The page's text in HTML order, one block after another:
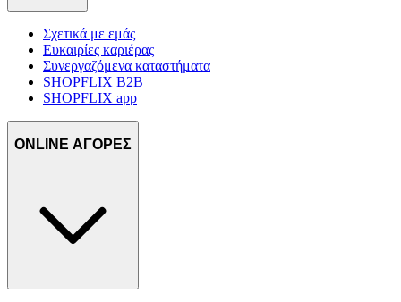
Σχετικά με εμάς
Ευκαιρίες καριέρας
Συνεργαζόμενα καταστήματα
SHOPFLIX B2B
SHOPFLIX app
ONLINE ΑΓΟΡΕΣ